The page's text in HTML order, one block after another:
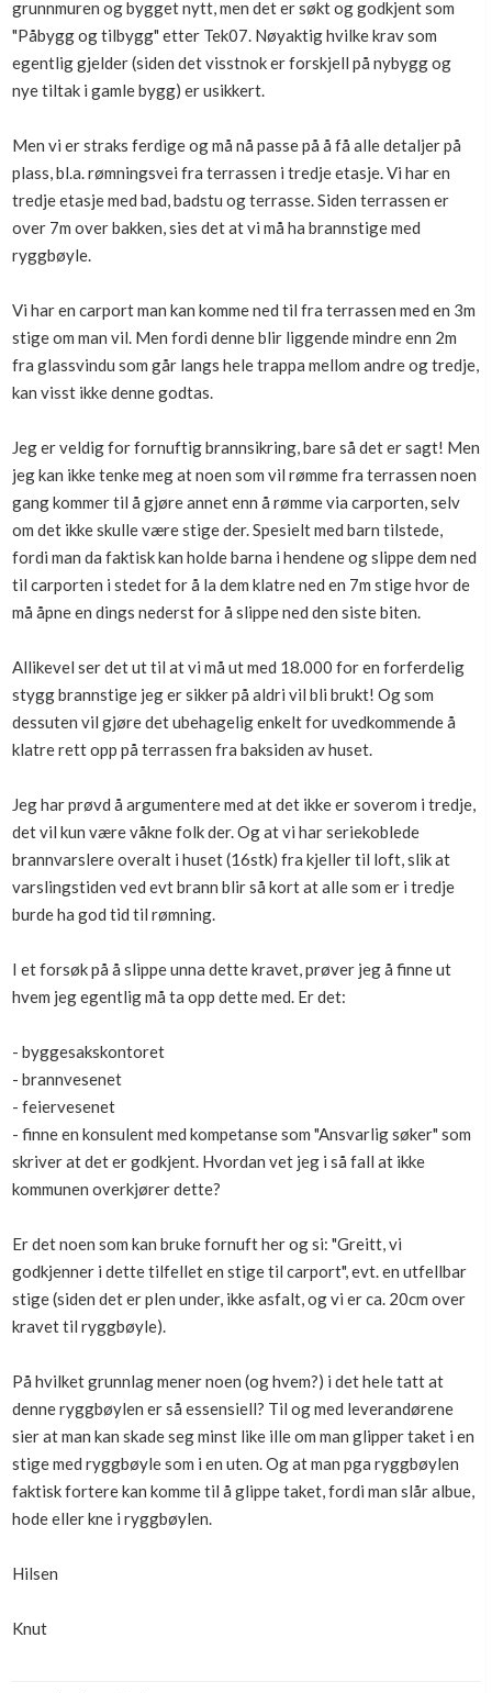
Boligmappa+
Få mer ut av Boligmappa
Nytt
grunnmuren og bygget nytt, men det er søkt og godkjent som
"Påbygg og tilbygg" etter Tek07. Nøyaktig hvilke krav som
egentlig gjelder (siden det visstnok er forskjell på nybygg og
nye tiltak i gamle bygg) er usikkert.
Men vi er straks ferdige og må nå passe på å få alle detaljer på
plass, bl.a. rømningsvei fra terrassen i tredje etasje. Vi har en
tredje etasje med bad, badstu og terrasse. Siden terrassen er
over 7m over bakken, sies det at vi må ha brannstige med
ryggbøyle.
Vi har en carport man kan komme ned til fra terrassen med en 3m
stige om man vil. Men fordi denne blir liggende mindre enn 2m
fra glassvindu som går langs hele trappa mellom andre og tredje,
kan visst ikke denne godtas.
Jeg er veldig for fornuftig brannsikring, bare så det er sagt! Men
jeg kan ikke tenke meg at noen som vil rømme fra terrassen noen
gang kommer til å gjøre annet enn å rømme via carporten, selv
om det ikke skulle være stige der. Spesielt med barn tilstede,
fordi man da faktisk kan holde barna i hendene og slippe dem ned
til carporten i stedet for å la dem klatre ned en 7m stige hvor de
må åpne en dings nederst for å slippe ned den siste biten.
Allikevel ser det ut til at vi må ut med 18.000 for en forferdelig
stygg brannstige jeg er sikker på aldri vil bli brukt! Og som
dessuten vil gjøre det ubehagelig enkelt for uvedkommende å
klatre rett opp på terrassen fra baksiden av huset.
Jeg har prøvd å argumentere med at det ikke er soverom i tredje,
det vil kun være våkne folk der. Og at vi har seriekoblede
brannvarslere overalt i huset (16stk) fra kjeller til loft, slik at
varslingstiden ved evt brann blir så kort at alle som er i tredje
burde ha god tid til rømning.
I et forsøk på å slippe unna dette kravet, prøver jeg å finne ut
hvem jeg egentlig må ta opp dette med. Er det:
- byggesakskontoret
- brannvesenet
- feiervesenet
- finne en konsulent med kompetanse som "Ansvarlig søker" som
skriver at det er godkjent. Hvordan vet jeg i så fall at ikke
kommunen overkjører dette?
Er det noen som kan bruke fornuft her og si: "Greitt, vi
godkjenner i dette tilfellet en stige til carport", evt. en utfellbar
stige (siden det er plen under, ikke asfalt, og vi er ca. 20cm over
kravet til ryggbøyle).
På hvilket grunnlag mener noen (og hvem?) i det hele tatt at
denne ryggbøylen er så essensiell? Til og med leverandørene
sier at man kan skade seg minst like ille om man glipper taket i en
stige med ryggbøyle som i en uten. Og at man pga ryggbøylen
faktisk fortere kan komme til å glippe taket, fordi man slår albue,
hode eller kne i ryggbøylen.
Hilsen
Knut